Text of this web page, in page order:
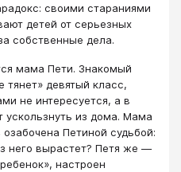
своими стараниями
детей от серьезных
собственные дела.
мама Пети. Знакомый
тянет» девятый класс,
не интересуется, а в
ускользнуть из дома. Мама
Петиной судьбой:
него вырастет? Петя же —
настроен